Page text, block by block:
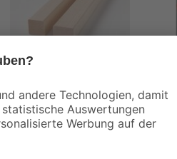
binderholz
Latte sägerau 2000 x
toom